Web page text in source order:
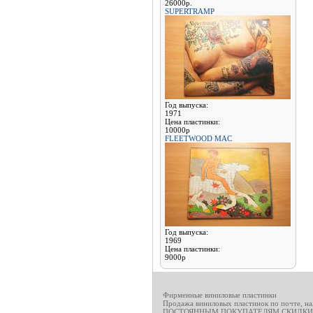
26000р.
SUPERTRAMP
Год выпуска:
1971
Цена пластинки:
10000р
FLEETWOOD MAC
Год выпуска:
1969
Цена пластинки:
9000р
Фирменные виниловые пластинки
Продажа виниловых пластинок по почте,